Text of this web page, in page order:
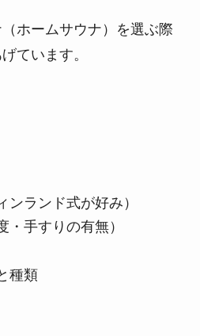
ホームサウナ）を選ぶ際
ています。
ランド式が好み）
・手すりの有無）
種類